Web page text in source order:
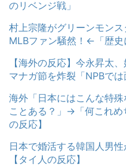
のリベンジ戦」
村上宗隆がグリーンモン
MLBファン騒然！←「歴史
【海外の反応】今永昇太
マナガ節を炸裂「NPBで
海外「日本にはこんな特
ことある？」→「何これ
の反応】
日本で婚活する韓国人男
【タイ人の反応】